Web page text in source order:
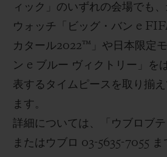
ィック」のいずれの会場でも
ウォッチ「ビッグ・バン e
カタール2022™ 」や日本限定
ン e ブルー ヴィクトリー」を
表するタイムピースを取り揃
ます。
詳細については、「ウブロブテ
またはウブロ 03-5635-7055